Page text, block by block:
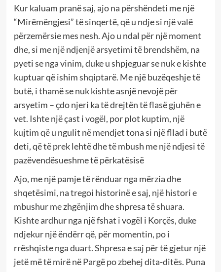
Kur kaluam pranë saj, ajo na përshëndeti me një
“Mirëmëngjesi” të sinqertë, që u ndje si një valë
përzemërsie mes nesh. Ajo u ndal për një moment
dhe, si me një ndjenjë arsyetimi të brendshëm, na
pyeti se nga vinim, duke u shpjeguar se nuk e kishte
kuptuar që ishim shqiptarë. Me një buzëqeshje të
butë, i thamë se nuk kishte asnjë nevojë për
arsyetim – çdo njeri ka të drejtën të flasë gjuhën e
vet. Ishte një çast i vogël, por plot kuptim, një
kujtim që u ngulit në mendjet tona si një fllad i butë
deti, që të prek lehtë dhe të mbush me një ndjesi të
pazëvendësueshme të përkatësisë
Ajo, me një pamje të rënduar nga mërzia dhe
shqetësimi, na tregoi historinë e saj, një histori e
mbushur me zhgënjim dhe shpresa të shuara.
Kishte ardhur nga një fshat i vogël i Korçës, duke
ndjekur një ëndërr që, për momentin, po i
rrëshqiste nga duart. Shpresa e saj për të gjetur një
jetë më të mirë në Pargë po zbehej dita-ditës. Puna